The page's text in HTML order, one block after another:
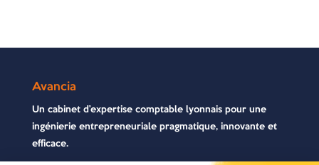
Avancia
Un cabinet d’expertise comptable lyonnais pour une
ingénierie entrepreneuriale pragmatique, innovante et
efficace.